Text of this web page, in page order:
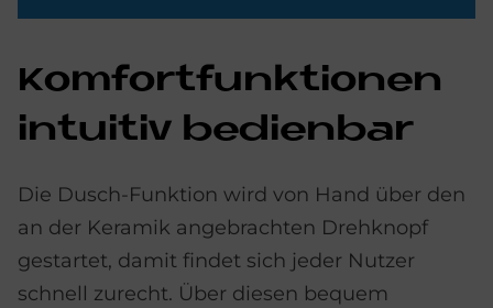
Kom­fort­funk­tio­nen
in­tui­tiv be­dien­bar
Die Dusch-Funktion wird von Hand über den
an der Keramik angebrachten Drehknopf
gestartet, damit findet sich jeder Nutzer
schnell zurecht. Über diesen bequem